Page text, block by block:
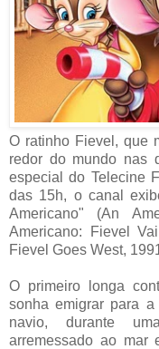
O ratinho Fievel, que
redor do mundo nas
especial do Telecine
das 15h, o canal
Americano" (An
Americano: Fievel
Fievel Goes West,
O primeiro longa
sonha emigrar para
navio, durante
arremessado ao mar